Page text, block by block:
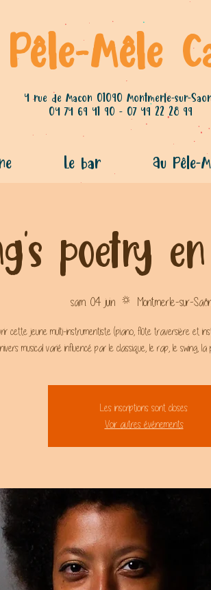
Pêle-Mêle
4 rue de Macon 01090 Montmerle-sur-
04 74 69 41 90 - 07 49 22 28 99
Le bar Au Pêle-
poetry
sam. 04 juin
  |
Montmerle-sur-
cette jeune multi-instrumentiste (piano, flûte traversière et
musical varié influencé par le classique, le rap, le swing,
Les inscriptions sont closes
Voir autres événements